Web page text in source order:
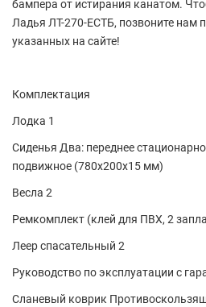
бампера от истирания канатом.
Ладья ЛТ-270-ЕСТБ, позвоните нам
указанных на сайте!
Комплектация
Лодка 1
Сиденья Два: переднее
подвижное (780х200х15 мм)
Весла 2
Ремкомплект (клей для ПВХ, 2
Леер спасательный 2
Руководство по эксплуатации с
Сланевый коврик